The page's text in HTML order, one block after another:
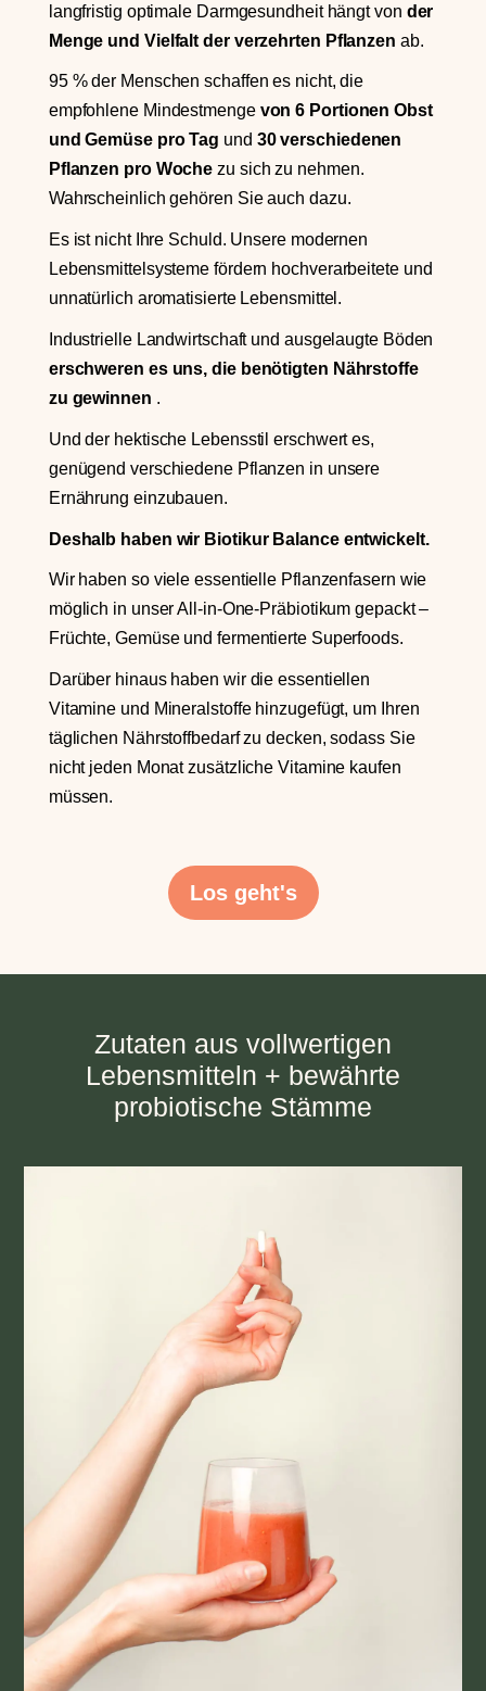
langfristig optimale Darmgesundheit hängt von der
Menge und Vielfalt der verzehrten Pflanzen ab.
95 % der Menschen schaffen es nicht, die
empfohlene Mindestmenge von 6 Portionen Obst
und Gemüse pro Tag und 30 verschiedenen
Pflanzen pro Woche zu sich zu nehmen.
Wahrscheinlich gehören Sie auch dazu.
Es ist nicht Ihre Schuld. Unsere modernen
Lebensmittelsysteme fördern hochverarbeitete und
unnatürlich aromatisierte Lebensmittel.
Industrielle Landwirtschaft und ausgelaugte Böden
erschweren es uns, die benötigten Nährstoffe
zu gewinnen .
Und der hektische Lebensstil erschwert es,
genügend verschiedene Pflanzen in unsere
Ernährung einzubauen.
Deshalb haben wir Biotikur Balance entwickelt.
Wir haben so viele essentielle Pflanzenfasern wie
möglich in unser All-in-One-Präbiotikum gepackt –
Früchte, Gemüse und fermentierte Superfoods.
Darüber hinaus haben wir die essentiellen
Vitamine und Mineralstoffe hinzugefügt, um Ihren
täglichen Nährstoffbedarf zu decken, sodass Sie
nicht jeden Monat zusätzliche Vitamine kaufen
müssen.
Los geht's
Zutaten aus vollwertigen
Lebensmitteln + bewährte
probiotische Stämme